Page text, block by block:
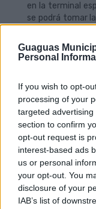
Guaguas
Personal
If you wish to opt-
processing of your
targeted
section to confirm
opt-out request is
interest-based ads
us or personal
your opt-out. You
disclosure of your
IAB’s list of
en la terminal
se podrá tomar
de la parada
Viera, frente al
Para el Entierro
actos previstos
Municipales
hora de la tarde
Sardina en la
reforzará las
Puerto y Santa
Servicios